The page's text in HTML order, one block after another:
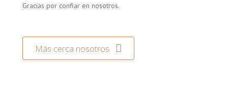
Gracias por confiar en nosotros.
Más cerca nosotros